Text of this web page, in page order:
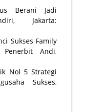
Berani Jadi
Jakarta:
Sukses Family
Penerbit Andi,
Nol 5 Strategi
Sukses,